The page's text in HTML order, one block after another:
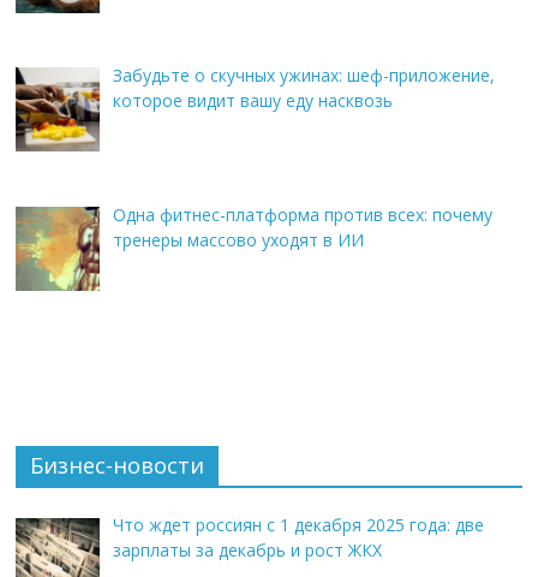
Забудьте о скучных ужинах: шеф-приложение,
которое видит вашу еду насквозь
Одна фитнес-платформа против всех: почему
тренеры массово уходят в ИИ
Бизнес-новости
Что ждет россиян с 1 декабря 2025 года: две
зарплаты за декабрь и рост ЖКХ